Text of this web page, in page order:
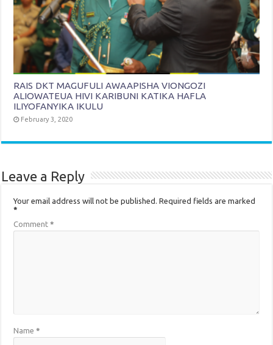
RAIS DKT MAGUFULI AWAAPISHA VIONGOZI
ALIOWATEUA HIVI KARIBUNI KATIKA HAFLA
ILIYOFANYIKA IKULU
February 3, 2020
Leave a Reply
Your email address will not be published. Required fields are marked
*
Comment*
Name*